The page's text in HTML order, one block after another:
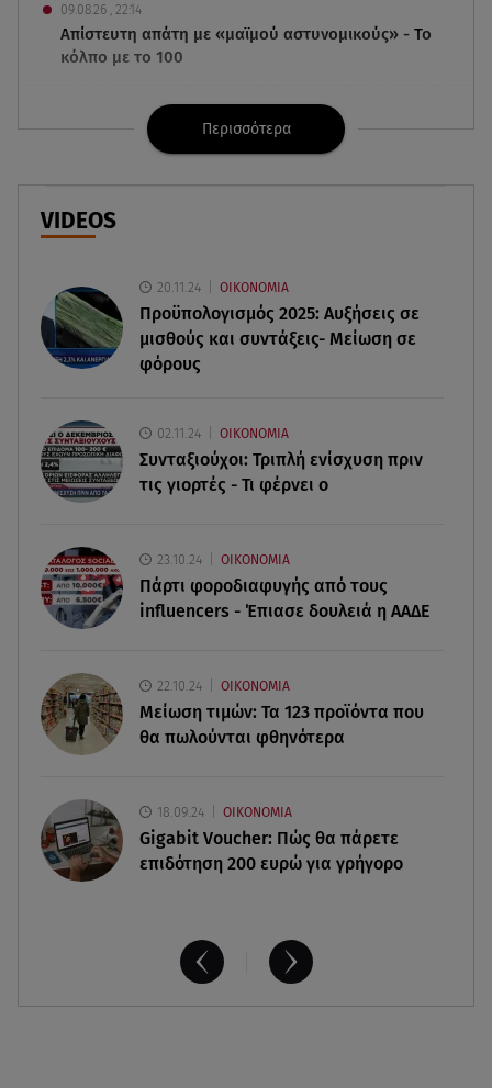
09.08.26 , 22:14
Απίστευτη απάτη με «μαϊμού αστυνομικούς» - Το
κόλπο με το 100
Πέθανε ο σπουδαίος ηθοποιός Νίκος
Καλογερόπουλος
09.08.26 , 21:11
Μεγάλη φωτιά στο Μουζάκι Ηλείας - Επιχειρούν
09.08.26 , 20:59
Σκιάθος: 15χρονος καταγγέλλει 17χρονο για
βιασμό και εκβιασμό
09.08.26 , 20:35
Drone εξερράγη κοντά σε αγωγό φυσικού αερίου
στη Βουλγαρία
«Ισλαμικό ΝΑΤΟ»: Τι σημαίνει η νέα συμμαχία για
την Ελλάδα
09.08.26 , 20:22
τη Σαουδική Αραβία
Περισσότερα
VIDEOS
20.11.24 ΟΙΚΟΝΟΜΙΑ
Προϋπολογισμός 2025: Αυξήσεις σε
μισθούς και συντάξεις- Μείωση σε
φόρους
02.11.24 ΟΙΚΟΝΟΜΙΑ
Συνταξιούχοι: Τριπλή ενίσχυση πριν
τις γιορτές - Τι φέρνει ο
23.10.24 ΟΙΚΟΝΟΜΙΑ
Πάρτι φοροδιαφυγής από τους
influencers - Έπιασε δουλειά η ΑΑΔΕ
22.10.24 ΟΙΚΟΝΟΜΙΑ
Μείωση τιμών: Τα 123 προϊόντα που
θα πωλούνται φθηνότερα
18.09.24 ΟΙΚΟΝΟΜΙΑ
Gigabit Voucher: Πώς θα πάρετε
επιδότηση 200 ευρώ για γρήγορο